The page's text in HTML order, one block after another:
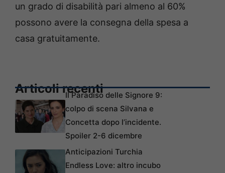
un grado di disabilità pari almeno al 60%
possono avere la consegna della spesa a
casa gratuitamente.
Articoli recentiIl Paradiso delle Signore 9:
colpo di scena Silvana e
Concetta dopo l’incidente.
Spoiler 2-6 dicembre
Anticipazioni Turchia
Endless Love: altro incubo